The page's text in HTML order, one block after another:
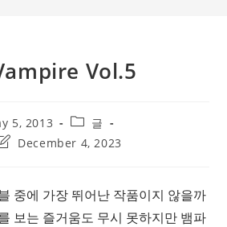
Vol.5
5, 2013
Post
category:
글
December 4, 2023
중에 가장 뛰어난 작품이지 않을까
보는 즐거움도 무시 못하지만 뱀파